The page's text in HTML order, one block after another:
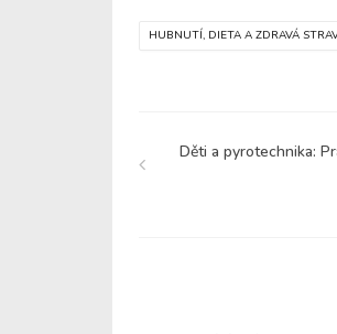
HUBNUTÍ, DIETA A ZDRAVÁ
Děti a pyrotechnika: